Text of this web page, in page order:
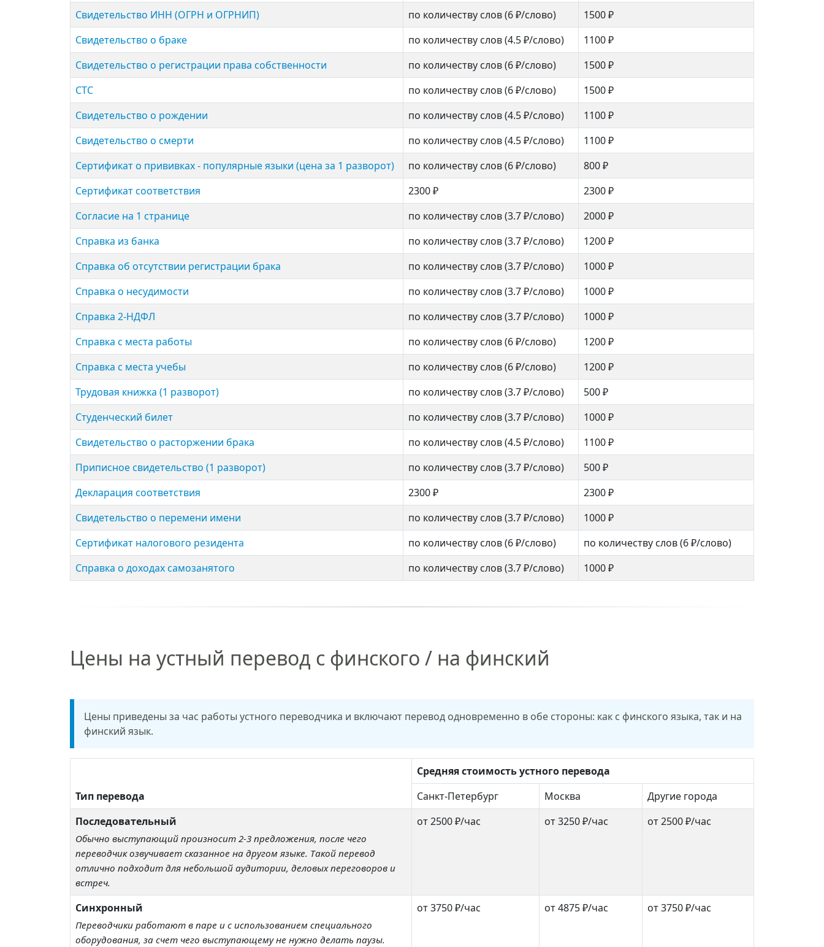
Свидетельство ИНН (ОГРН и ОГРНИП)
по количеству слов(6 ₽/слово)
1500 ₽
Свиде­тельство о браке
по количеству слов(4.5 ₽/слово)
1100 ₽
Свиде­тельство о регистрации права собственности
по количеству слов(6 ₽/слово)
1500 ₽
СТС
по количеству слов(6 ₽/слово)
1500 ₽
Свиде­тельство о рождении
по количеству слов(4.5 ₽/слово)
1100 ₽
Свиде­тельство о смерти
по количеству слов(4.5 ₽/слово)
1100 ₽
Сертификат о прививках - популярные языки (цена за 1 разворот)
по количеству слов(6 ₽/слово)
800 ₽
Сертификат соответствия
2300 ₽
2300 ₽
Согласие на 1 странице
по количеству слов(3.7 ₽/слово)
2000 ₽
Справка из банка
по количеству слов(3.7 ₽/слово)
1200 ₽
Справка об отсутствии регистрации брака
по количеству слов(3.7 ₽/слово)
1000 ₽
Справка о несудимости
по количеству слов(3.7 ₽/слово)
1000 ₽
Справка 2-НДФЛ
по количеству слов(3.7 ₽/слово)
1000 ₽
Справка с места работы
по количеству слов(6 ₽/слово)
1200 ₽
Справка с места учебы
по количеству слов(6 ₽/слово)
1200 ₽
Трудовая книжка (1 разворот)
по количеству слов(3.7 ₽/слово)
500 ₽
Студенческий билет
по количеству слов(3.7 ₽/слово)
1000 ₽
Свиде­тельство о расторжении брака
по количеству слов(4.5 ₽/слово)
1100 ₽
Приписное свидетельство (1 разворот)
по количеству слов(3.7 ₽/слово)
500 ₽
Декларация соответствия
2300 ₽
2300 ₽
Свидетельство о перемени имени
по количеству слов(3.7 ₽/слово)
1000 ₽
Сертификат налогового резидента
по количеству слов(6 ₽/слово) по количеству слов(6 ₽/слово)
Справка о доходах самозанятого
по количеству слов(3.7 ₽/слово) 1000 ₽
Цены на устный перевод с финского / на финский
Цены приведены за час работы устного переводчика и включают перевод одновременно в обе стороны: как с финского языка, так и на
финский язык.
Тип перевода
Средняя стоимость устного перевода
Санкт-Петербург
Москва
Другие города
Последовательный
Обычно выступающий произносит 2-3 предложения, после чего
переводчик озвучивает сказанное на другом языке. Такой перевод
отлично подходит для небольшой аудитории, деловых переговоров и
встреч.
от 2500 ₽/час от 3250 ₽/час от 2500 ₽/час
Синхронный
Переводчики работают в паре и с использованием специального
оборудования, за счет чего выступающему не нужно делать паузы.
от 3750 ₽/час от 4875 ₽/час от 3750 ₽/час